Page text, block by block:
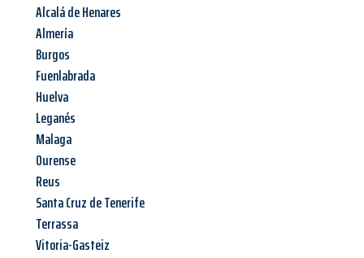
Alcalá de Henares
Almería
Burgos
Fuenlabrada
Huelva
Leganés
Malaga
Ourense
Reus
Santa Cruz de Tenerife
Terrassa
Vitoria-Gasteiz